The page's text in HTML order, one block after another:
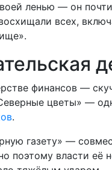
ленью — он
всех,
финансов —
цветы» —
.
газету» —
поэтому власти её